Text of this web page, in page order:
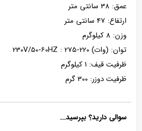
عمق: 38 سانتی متر
ارتفاع: 47 سانتی متر
وزن: 8 کیلوگرم
توان: (وات) 220-230V/50-60HZ : 275
ظرفیت قیف: 1 کیلوگرم
ظرفیت دوزر: 300 گرم
سوالی دارید؟ بپرسید...